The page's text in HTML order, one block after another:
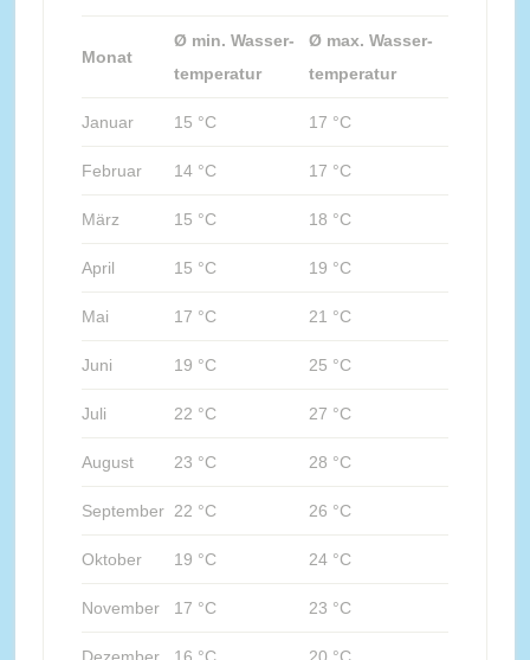
Monat
Ø min. Wasser-
temperatur
Ø max. Wasser-
temperatur
Januar 15 °C 17 °C
Februar 14 °C 17 °C
März 15 °C 18 °C
April 15 °C 19 °C
Mai 17 °C 21 °C
Juni 19 °C 25 °C
Juli 22 °C 27 °C
August 23 °C 28 °C
September 22 °C 26 °C
Oktober 19 °C 24 °C
November 17 °C 23 °C